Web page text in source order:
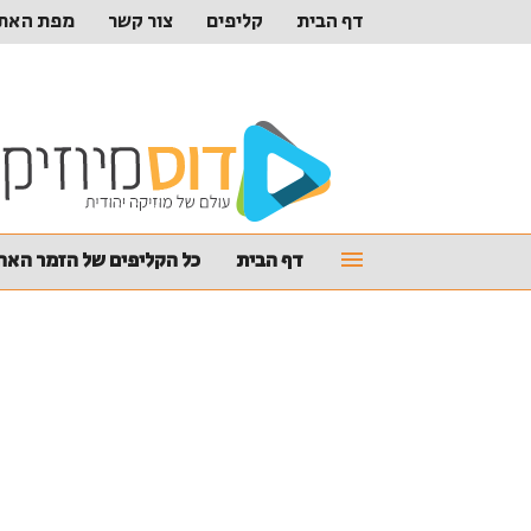
דף הבית קליפים צור קשר מפת
דף הבית כל הקליפים של הזמר